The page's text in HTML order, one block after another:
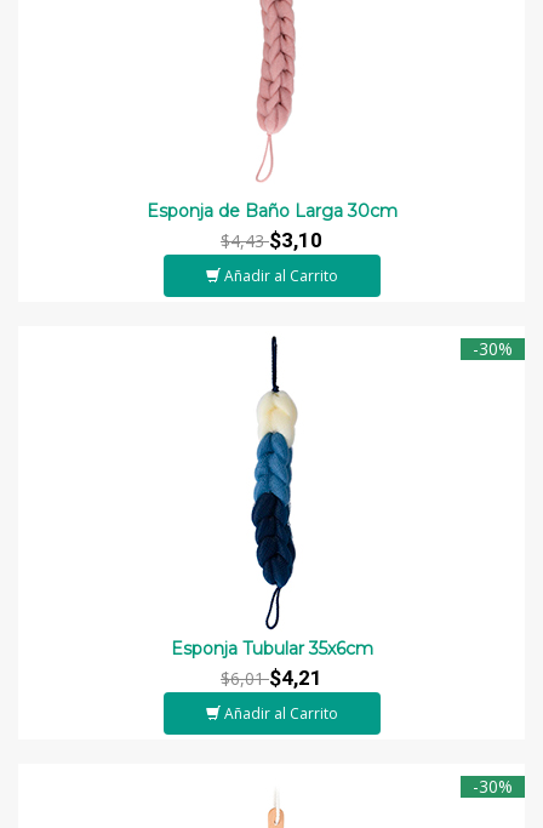
Esponja de Baño Larga 30cm
$4,43$3,10
Añadir al Carrito
-30%
Esponja Tubular 35x6cm
$6,01$4,21
Añadir al Carrito
-30%